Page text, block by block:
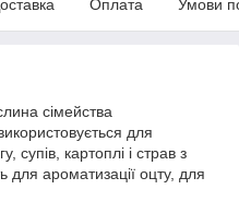
Оплата Умови
сімейства
для
супів, картоплі і страв з
ароматизації оцту, для